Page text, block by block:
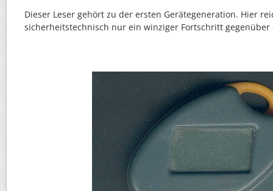
Dieser Leser gehört zu der ersten Gerätegeneration. Hier
sicherheitstechnisch nur ein winziger Fortschritt gegenüber